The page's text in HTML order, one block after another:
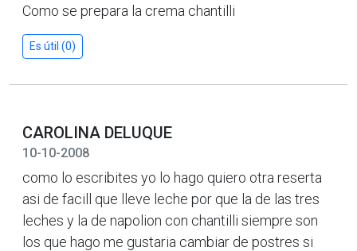
Como se prepara la crema chantilli
Es útil (0)
CAROLINA DELUQUE
10-10-2008
como lo escribites yo lo hago quiero otra reserta
asi de facill que lleve leche por que la de las tres
leches y la de napolion con chantilli siempre son
los que hago me gustaria cambiar de postres si